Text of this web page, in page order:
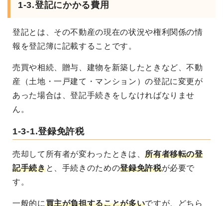
1-3.登記にかかる費用
登記とは、その不動産の現在の状況や権利関係の情
報を登記簿に記載することです。
売買や相続、贈与、建物を新築したときなど、不動
産（土地・一戸建て・マンション）の登記に変更が
あった場合は、登記手続きをしなければなりませ
ん。
1-3-1.登録免許税
売却して所有者が変わったときは、所有者移転の登
記手続きと、手続きのための登録免許税が必要で
す。
一般的に買主が負担することが多いですが、どちら